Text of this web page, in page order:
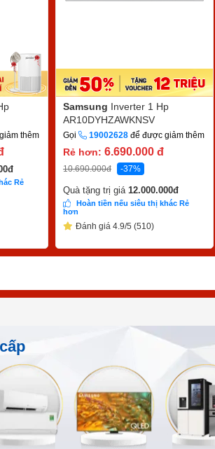
thêm
đ
Rẻ
Samsung Inverter 1 Hp
AR10DYHZAWKNSV
Gọi 19002628 để được giảm thêm
Rẻ hơn: 6.690.000 đ
10.690.000đ -37%
Quà tặng trị giá 12.000.000đ
Hoàn tiền nếu siêu thị khác Rẻ
hơn
Đánh giá 4.9/5 (510)